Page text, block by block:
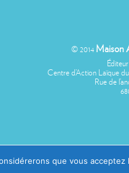
© 2014 Maison
Centre d’Action Laïque
Rue de
que vous acceptez